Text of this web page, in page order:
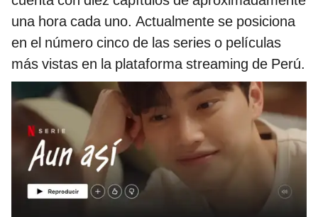
una hora cada uno. Actualmente se posiciona
en el número cinco de las series o películas
más vistas en la plataforma streaming de Perú.